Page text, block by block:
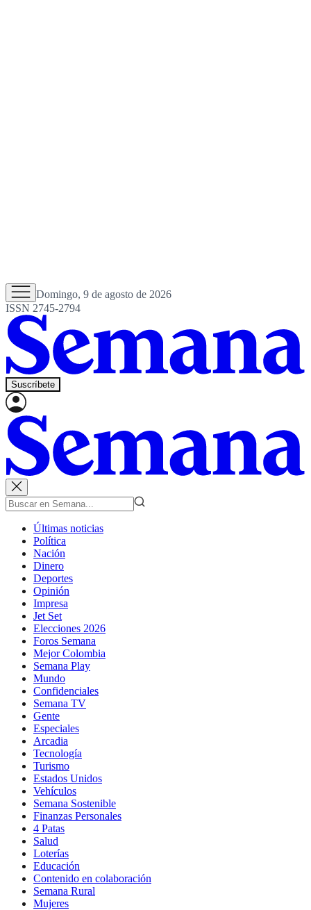
Domingo, 9 de agosto de 2026
ISSN 2745-2794
Suscríbete
Últimas noticias
Política
Nación
Dinero
Deportes
Opinión
Impresa
Jet Set
Elecciones 2026
Foros Semana
Mejor Colombia
Semana Play
Mundo
Confidenciales
Semana TV
Gente
Especiales
Arcadia
Tecnología
Turismo
Estados Unidos
Vehículos
Semana Sostenible
Finanzas Personales
4 Patas
Salud
Loterías
Educación
Contenido en colaboración
Semana Rural
Mujeres